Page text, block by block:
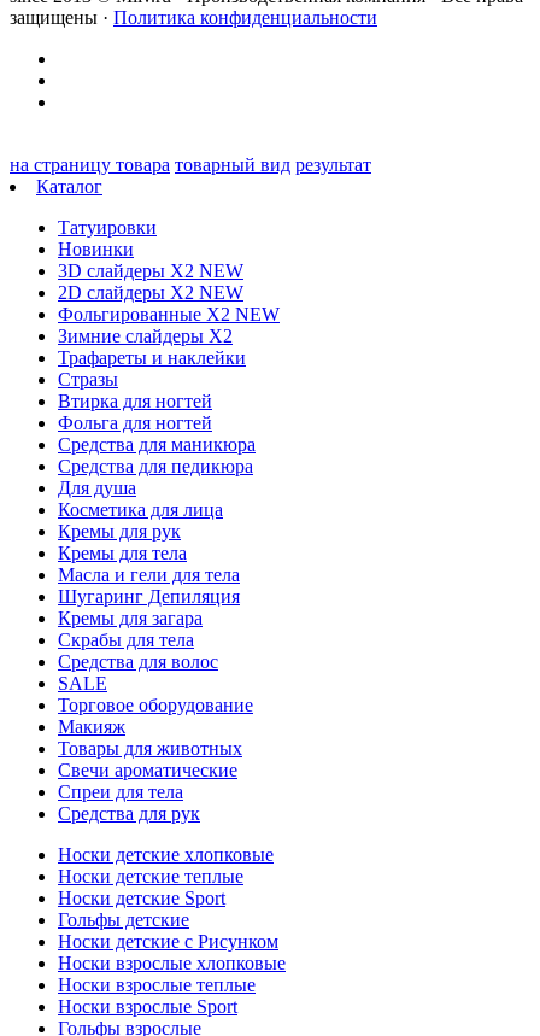
защищены · Политика конфиденциальности
на страницу товара товарный вид результат
Каталог
Татуировки
Новинки
3D слайдеры X2 NEW
2D слайдеры X2 NEW
Фольгированные X2 NEW
Зимние слайдеры Х2
Трафареты и наклейки
Стразы
Втирка для ногтей
Фольга для ногтей
Средства для маникюра
Средства для педикюра
Для душа
Косметика для лица
Кремы для рук
Кремы для тела
Масла и гели для тела
Шугаринг Депиляция
Кремы для загара
Скрабы для тела
Средства для волос
SALE
Торговое оборудование
Макияж
Товары для животных
Свечи ароматические
Спреи для тела
Средства для рук
Носки детские хлопковые
Носки детские теплые
Носки детские Sport
Гольфы детские
Носки детские с Рисунком
Носки взрослые хлопковые
Носки взрослые теплые
Носки взрослые Sport
Гольфы взрослые